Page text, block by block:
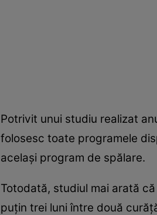
Potrivit unui studiu realizat
folosesc toate programele
acelaşi program de spălare.
Totodată, studiul mai arată
puţin trei luni între două